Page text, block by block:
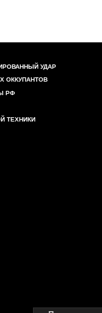
УДАР
ОККУПАНТОВ
РФ
ТЕХНИКИ